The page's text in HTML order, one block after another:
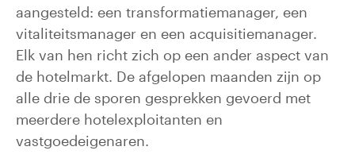
aangesteld: een transformatiemanager, een
vitaliteitsmanager en een acquisitiemanager.
Elk van hen richt zich op een ander aspect van
de hotelmarkt. De afgelopen maanden zijn op
alle drie de sporen gesprekken gevoerd met
meerdere hotelexploitanten en
vastgoedeigenaren.